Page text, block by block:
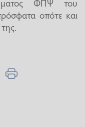
ΦΠΨ του
οπότε και